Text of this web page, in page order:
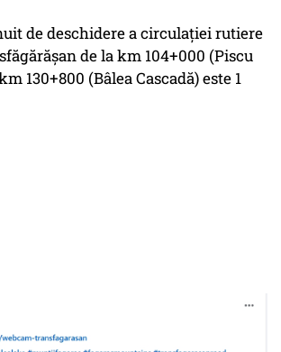
de deschidere a circulaţiei rutiere
de la km 104+000 (Piscu
130+800 (Bâlea Cascadă) este 1